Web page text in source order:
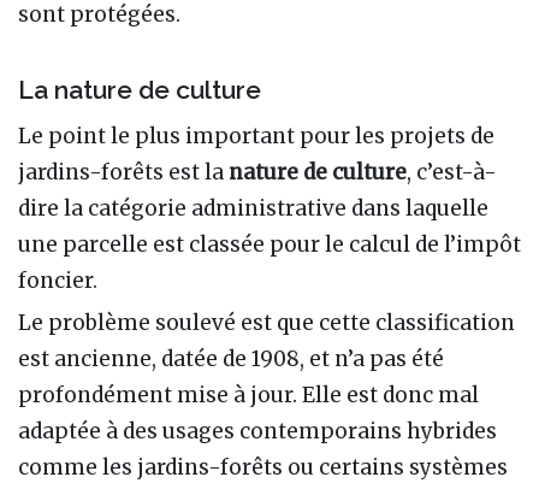
sont protégées.
La nature de culture
Le point le plus important pour les projets de
jardins-forêts est la nature de culture, c’est-à-
dire la catégorie administrative dans laquelle
une parcelle est classée pour le calcul de l’impôt
foncier.
Le problème soulevé est que cette classification
est ancienne, datée de 1908, et n’a pas été
profondément mise à jour. Elle est donc mal
adaptée à des usages contemporains hybrides
comme les jardins-forêts ou certains systèmes